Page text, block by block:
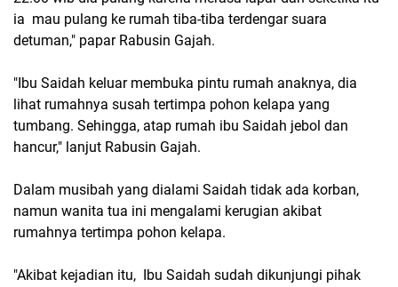
ia mau pulang ke rumah tiba-tiba terdengar suara
detuman," papar Rabusin Gajah.
"Ibu Saidah keluar membuka pintu rumah anaknya, dia
lihat rumahnya susah tertimpa pohon kelapa yang
tumbang. Sehingga, atap rumah ibu Saidah jebol dan
hancur," lanjut Rabusin Gajah.
Dalam musibah yang dialami Saidah tidak ada korban,
namun wanita tua ini mengalami kerugian akibat
rumahnya tertimpa pohon kelapa.
"Akibat kejadian itu, Ibu Saidah sudah dikunjungi pihak